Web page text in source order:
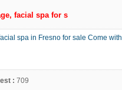
facial spa for s
spa in Fresno for sale Come with
: 709